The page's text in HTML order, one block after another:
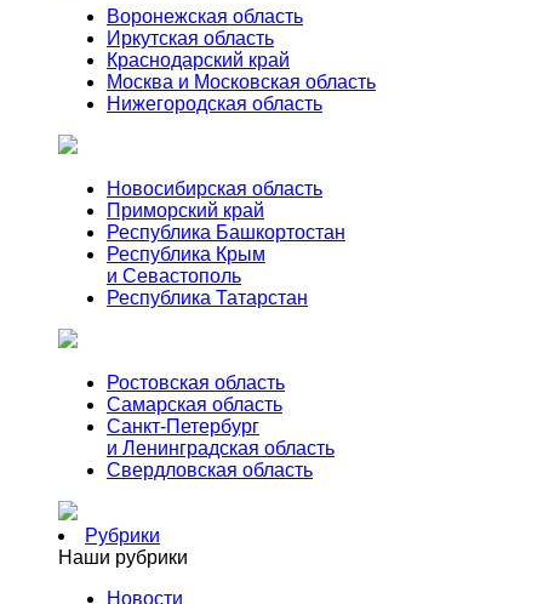
Воронежская область
Иркутская область
Краснодарский край
Москва и Московская область
Нижегородская область
Новосибирская область
Приморский край
Республика Башкортостан
Республика Крым
и Севастополь
Республика Татарстан
Ростовская область
Самарская область
Санкт-Петербург
и Ленинградская область
Свердловская область
Рубрики
Наши рубрики
Новости